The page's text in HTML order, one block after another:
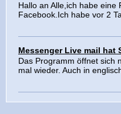
Hallo an Alle,ich habe
Facebook.Ich habe vor 2
Messenger Live mail hat
Das Programm öffnet sich
mal wieder. Auch in